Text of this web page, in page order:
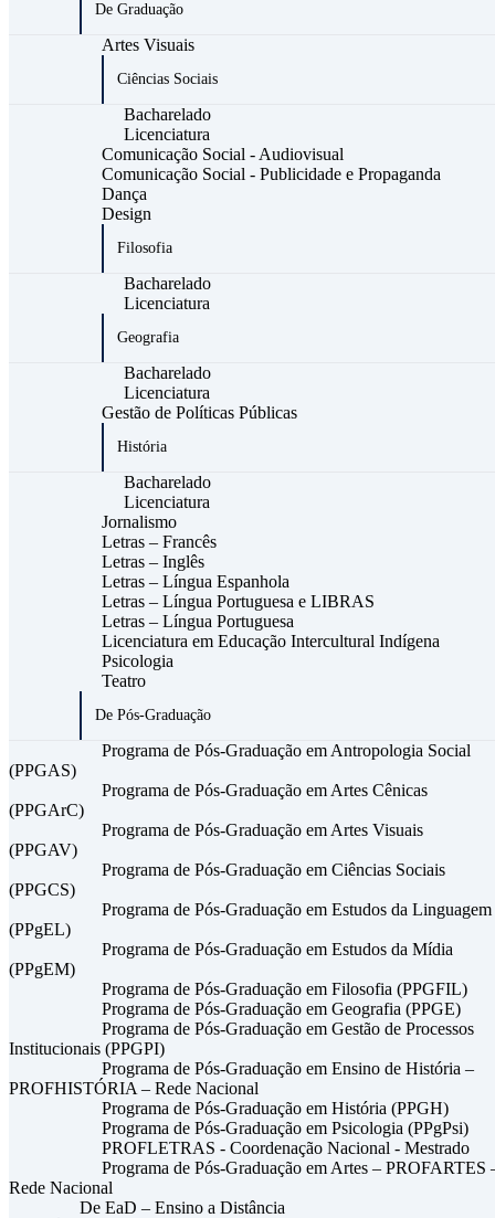
De Graduação
Artes Visuais
Ciências Sociais
Bacharelado
Licenciatura
Comunicação Social - Audiovisual
Comunicação Social - Publicidade e Propaganda
Dança
Design
Filosofia
Bacharelado
Licenciatura
Geografia
Bacharelado
Licenciatura
Gestão de Políticas Públicas
História
Bacharelado
Licenciatura
Jornalismo
Letras – Francês
Letras – Inglês
Letras – Língua Espanhola
Letras – Língua Portuguesa e LIBRAS
Letras – Língua Portuguesa
Licenciatura em Educação Intercultural Indígena
Psicologia
Teatro
De Pós-Graduação
Programa de Pós-Graduação em Antropologia Social
(PPGAS)
Programa de Pós-Graduação em Artes Cênicas
(PPGArC)
Programa de Pós-Graduação em Artes Visuais
(PPGAV)
Programa de Pós-Graduação em Ciências Sociais
(PPGCS)
Programa de Pós-Graduação em Estudos da Linguagem
(PPgEL)
Programa de Pós-Graduação em Estudos da Mídia
(PPgEM)
Programa de Pós-Graduação em Filosofia (PPGFIL)
Programa de Pós-Graduação em Geografia (PPGE)
Programa de Pós-Graduação em Gestão de Processos
Institucionais (PPGPI)
Programa de Pós-Graduação em Ensino de História –
PROFHISTÓRIA – Rede Nacional
Programa de Pós-Graduação em História (PPGH)
Programa de Pós-Graduação em Psicologia (PPgPsi)
PROFLETRAS - Coordenação Nacional - Mestrado
Programa de Pós-Graduação em Artes – PROFARTES
Rede Nacional
De EaD – Ensino a Distância